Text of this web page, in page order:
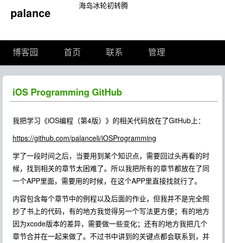
palance 海岛冰轮初转腾
博客园 首页 联系 管理
iOS Programming GitHub
我把学习《iOS编程（第4版）》的相关代码放在了GitHub上：
https://github.com/palanceli/iOSProgramming
学了一段时间之后，当要用到某个知识点，需要回过头再看的时
候，找到相关的章节太困难了。所以我把所有的章节都放在了同
一个APP里面，需要用的时候，在这个APP里直接找就行了。
内容包含每个章节中的例程以及后面的作业，但我并不是完全照
抄了书上的代码，有的地方我觉得另一个写法更方便；有的地方
因为xcode版本的差异，需要做一些变化；还有的地方我把几个
章节合并在一起来做了。不过书中讲到的关键点都会联系到，并